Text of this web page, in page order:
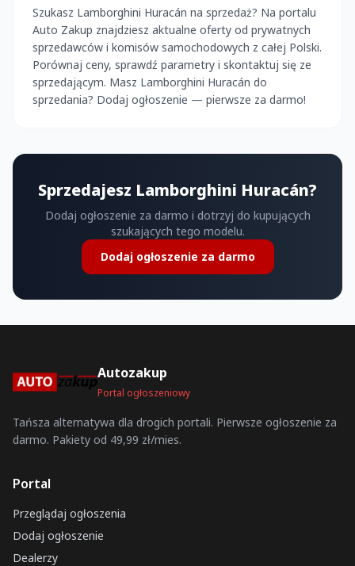
Szukasz Lamborghini Huracán na sprzedaż? Na portalu
Auto Zakup znajdziesz aktualne oferty od prywatnych
sprzedawców i komisów samochodowych z całej Polski.
Porównaj ceny, sprawdź parametry i skontaktuj się ze
sprzedającym. Masz Lamborghini Huracán do
sprzedania? Dodaj ogłoszenie — pierwsze za darmo!
Sprzedajesz Lamborghini Huracán?
Dodaj ogłoszenie za darmo i dotrzyj do kupujących
szukających tego modelu.
Dodaj ogłoszenie za darmo
Autozakup
Portal ogłoszeniowy
Tańsza alternatywa dla drogich portali. Pierwsze ogłoszenie za
darmo. Pakiety od 49,99 zł/mies.
Portal
Przeglądaj ogłoszenia
Dodaj ogłoszenie
Dealerzy